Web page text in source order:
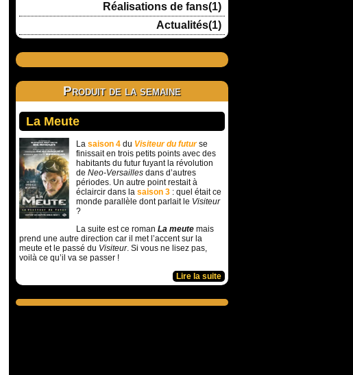
Réalisations de fans(1)
Actualités(1)
Produit de la semaine
La Meute
La saison 4 du Visiteur du futurse
finissait en trois petits points avec des
habitants du futur fuyant la révolution
de Neo-Versailles dans d’autres
périodes. Un autre point restait à
éclaircir dans la saison 3 : quel était ce
monde parallèle dont parlait le Visiteur
?
La suite est ce roman La meute mais
prend une autre direction car il met l’accent sur la
meute et le passé du Visiteur. Si vous ne lisez pas,
voilà ce qu’il va se passer !
Lire la suite